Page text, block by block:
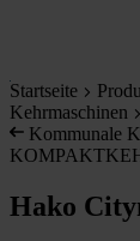
Startseite
Kehrmaschinen
Kommunale
Hako